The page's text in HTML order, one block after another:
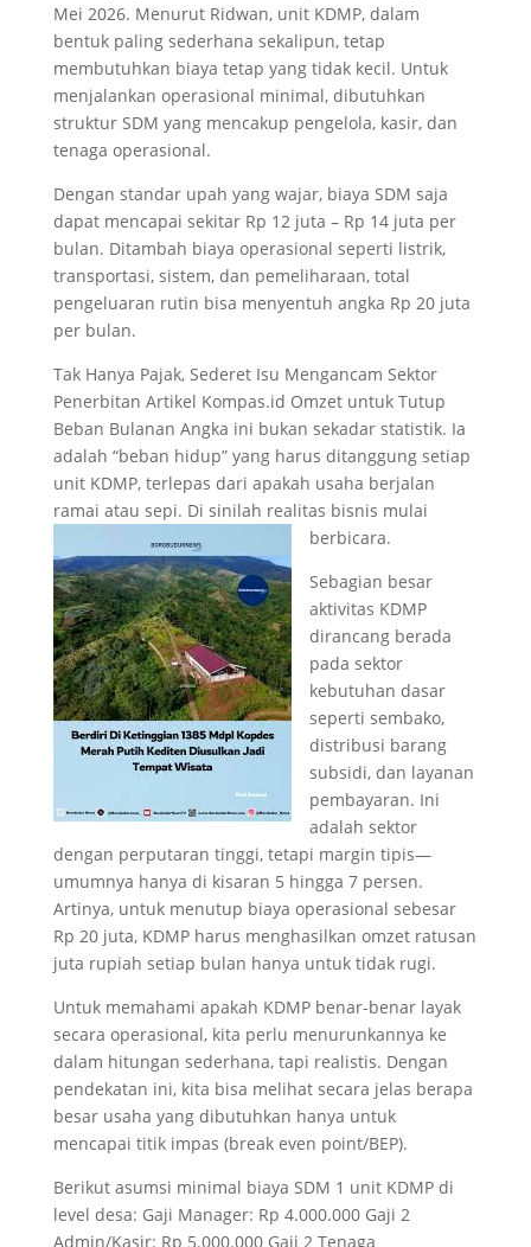
Mei 2026. Menurut Ridwan, unit KDMP, dalam
bentuk paling sederhana sekalipun, tetap
membutuhkan biaya tetap yang tidak kecil. Untuk
menjalankan operasional minimal, dibutuhkan
struktur SDM yang mencakup pengelola, kasir, dan
tenaga operasional.
Dengan standar upah yang wajar, biaya SDM saja
dapat mencapai sekitar Rp 12 juta – Rp 14 juta per
bulan. Ditambah biaya operasional seperti listrik,
transportasi, sistem, dan pemeliharaan, total
pengeluaran rutin bisa menyentuh angka Rp 20 juta
per bulan.
Tak Hanya Pajak, Sederet Isu Mengancam Sektor
Penerbitan Artikel Kompas.id Omzet untuk Tutup
Beban Bulanan Angka ini bukan sekadar statistik. Ia
adalah “beban hidup” yang harus ditanggung setiap
unit KDMP, terlepas dari apakah usaha berjalan
ramai atau sepi. Di sinilah realitas bisnis mulai
berbicara.
Sebagian besar
aktivitas KDMP
dirancang berada
pada sektor
kebutuhan dasar
seperti sembako,
distribusi barang
subsidi, dan layanan
pembayaran. Ini
adalah sektor
dengan perputaran tinggi, tetapi margin tipis—
umumnya hanya di kisaran 5 hingga 7 persen.
Artinya, untuk menutup biaya operasional sebesar
Rp 20 juta, KDMP harus menghasilkan omzet ratusan
juta rupiah setiap bulan hanya untuk tidak rugi.
Untuk memahami apakah KDMP benar-benar layak
secara operasional, kita perlu menurunkannya ke
dalam hitungan sederhana, tapi realistis. Dengan
pendekatan ini, kita bisa melihat secara jelas berapa
besar usaha yang dibutuhkan hanya untuk
mencapai titik impas (break even point/BEP).
Berikut asumsi minimal biaya SDM 1 unit KDMP di
level desa: Gaji Manager: Rp 4.000.000 Gaji 2
Admin/Kasir: Rp 5.000.000 Gaji 2 Tenaga